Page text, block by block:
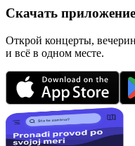
Скачать приложение
Открой концерты,
и всё в одном месте.